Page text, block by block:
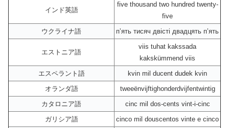
インド英語
five thousand two hundred twenty-
five
ウクライナ語
пʼять тисяч двісті двадцять пʼять
エストニア語
viis tuhat kakssada
kakskümmend viis
エスペラント語
kvin mil ducent dudek kvin
オランダ語
tweeënvijftighonderdvijfentwintig
カタロニア語
cinc mil dos-cents vint-i-cinc
ガリシア語
cinco mil douscentos vinte e cinco